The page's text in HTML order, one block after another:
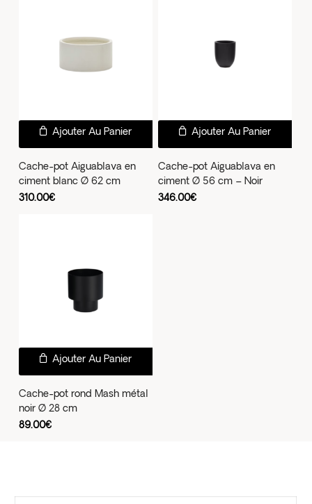
Ajouter Au Panier
Cache-pot Aiguablava en
ciment blanc Ø 62 cm
310.00€
Ajouter Au Panier
Cache-pot Aiguablava en
ciment Ø 56 cm – Noir
346.00€
Ajouter Au Panier
Cache-pot rond Mash métal
noir Ø 28 cm
89.00€